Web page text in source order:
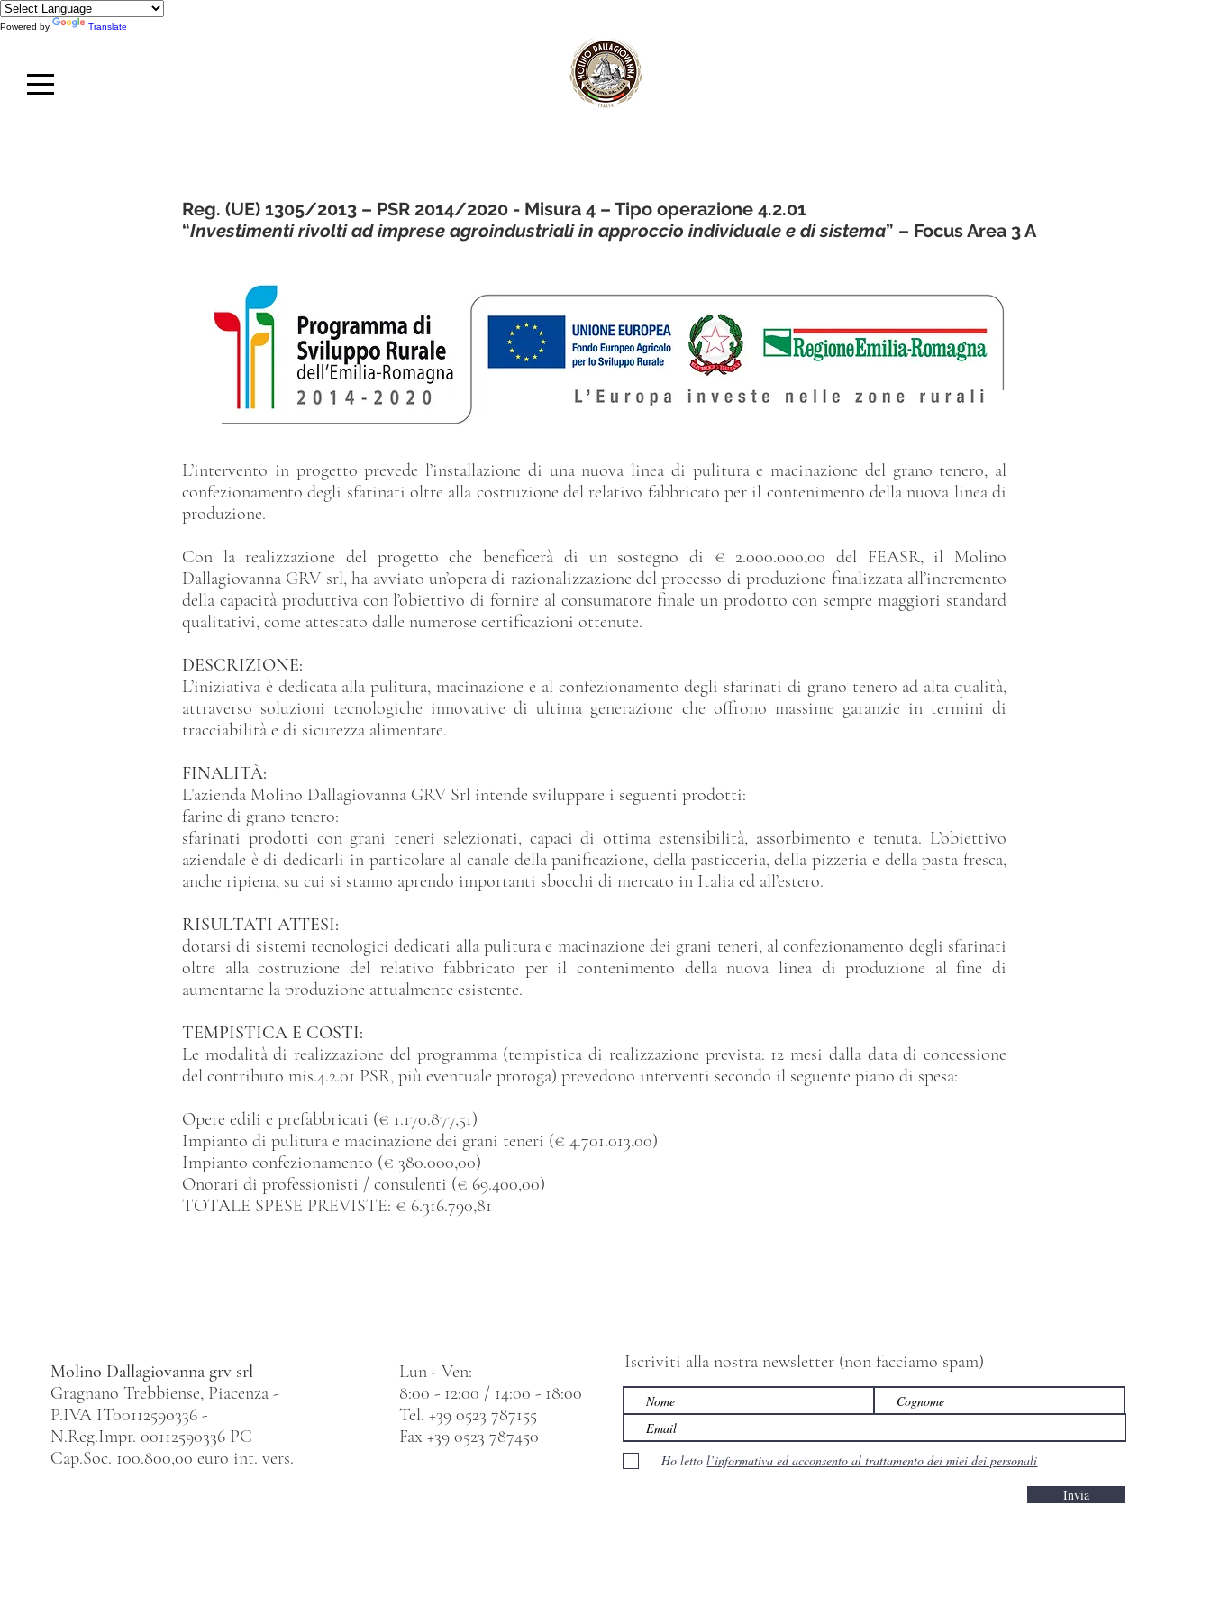
Powered by Translate
Reg. (UE) 1305/2013 – PSR 2014/2020 - Misura 4 – Tipo operazione 4.2.01
“Investimenti rivolti ad imprese agroindustriali in approccio individuale e di sistema” – Focus Area 3 A
Maestri del gusto
L’intervento in progetto prevede l’installazione di una nuova linea di pulitura e macinazione del grano tenero, al
confezionamento degli sfarinati oltre alla costruzione del relativo fabbricato per il contenimento della nuova linea di
produzione.
Con la realizzazione del progetto che beneficerà di un sostegno di € 2.000.000,00 del FEASR, il Molino
Dallagiovanna GRV srl, ha avviato un’opera di razionalizzazione del processo di produzione finalizzata all’incremento
della capacità produttiva con l’obiettivo di fornire al consumatore finale un prodotto con sempre maggiori standard
qualitativi, come attestato dalle numerose certificazioni ottenute.
DESCRIZIONE:
L’iniziativa è dedicata alla pulitura, macinazione e al confezionamento degli sfarinati di grano tenero ad alta qualità,
attraverso soluzioni tecnologiche innovative di ultima generazione che offrono massime garanzie in termini di
tracciabilità e di sicurezza alimentare.
FINALITÀ:
L’azienda Molino Dallagiovanna GRV Srl intende sviluppare i seguenti prodotti:
farine di grano tenero:
sfarinati prodotti con grani teneri selezionati, capaci di ottima estensibilità, assorbimento e tenuta. L’obiettivo
aziendale è di dedicarli in particolare al canale della panificazione, della pasticceria, della pizzeria e della pasta fresca,
anche ripiena, su cui si stanno aprendo importanti sbocchi di mercato in Italia ed all’estero.
RISULTATI ATTESI:
dotarsi di sistemi tecnologici dedicati alla pulitura e macinazione dei grani teneri, al confezionamento degli sfarinati
oltre alla costruzione del relativo fabbricato per il contenimento della nuova linea di produzione al fine di
aumentarne la produzione attualmente esistente.
TEMPISTICA E COSTI:
Le modalità di realizzazione del programma (tempistica di realizzazione prevista: 12 mesi dalla data di concessione
del contributo mis.4.2.01 PSR, più eventuale proroga) prevedono interventi secondo il seguente piano di spesa:
Opere edili e prefabbricati (€ 1.170.877,51)
Impianto di pulitura e macinazione dei grani teneri (€ 4.701.013,00)
Impianto confezionamento (€ 380.000,00)
Onorari di professionisti / consulenti (€ 69.400,00)
TOTALE SPESE PREVISTE: € 6.316.790,81
Molino Dallagiovanna grv srl
Gragnano Trebbiense, Piacenza -
P.IVA IT00112590336 -
N.Reg.Impr. 00112590336 PC
Cap.Soc. 100.800,00 euro int. vers.
Lun - Ven:
8:00 - 12:00 / 14:00 - 18:00
Tel. +39 0523 787155
Fax +39 0523 787450
Iscriviti alla nostra newsletter (non facciamo spam)
Ho letto l’informativa ed acconsento al trattamento dei miei dei personali
Invia